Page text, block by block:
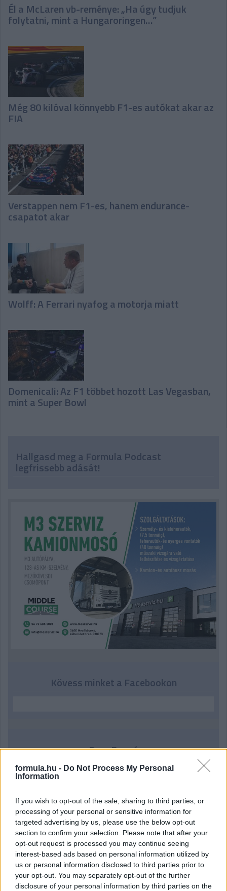
formula.hu - Do Not Process My Personal
Information
If you wish to opt-out of the sale, sharing to third parties, or
processing of your personal or sensitive information for
targeted advertising by us, please use the below opt-out
section to confirm your selection. Please note that after your
opt-out request is processed you may continue seeing
interest-based ads based on personal information utilized by
us or personal information disclosed to third parties prior to
your opt-out. You may separately opt-out of the further
disclosure of your personal information by third parties on the
Él a McLaren vb-reménye: „Ha úgy tudjuk
folytatni, mint a Hungaroringen…”
Még 80 kilóval könnyebb F1-es autókat akar az
FIA
Verstappen nem F1-es, hanem endurance-
csapatot akar
Wolff: A Ferrari nyafog a motorja miatt
Domenicali: Az F1 többet hozott Las Vegasban,
mint a Super Bowl
Hallgasd meg a Formula Podcast
legfrissebb adását!
Kövess minket a Facebookon
Parc Fermé
2 órája
előnye